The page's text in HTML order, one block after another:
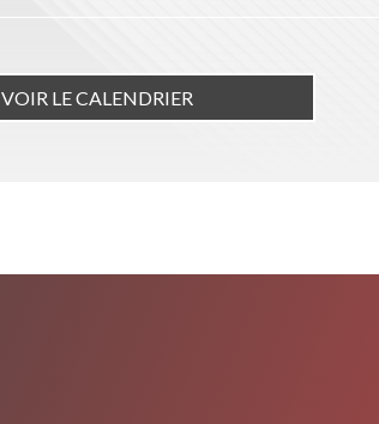
VOIR LE CALENDRIER